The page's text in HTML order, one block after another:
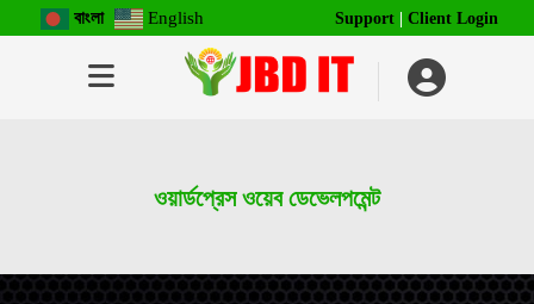
বাংলা English Support Client Login
ওয়ার্ডপ্রেস ওয়েব ডেভেলপমেন্ট